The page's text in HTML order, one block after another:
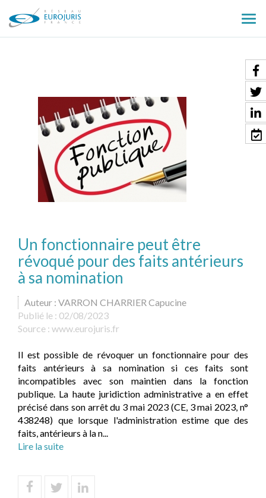
le
Un fonctionnaire peut être
révoqué pour des faits antérieurs
à sa nomination
Auteur : VARRON CHARRIER Capucine
Publié le : 02/08/2023
Source : www.eurojuris.fr
Il est possible de révoquer un fonctionnaire pour des
faits antérieurs à sa nomination si ces faits sont
incompatibles avec son maintien dans la fonction
publique. La haute juridiction administrative a en effet
précisé dans son arrêt du 3 mai 2023 (CE, 3 mai 2023, n°
438248) que lorsque l'administration estime que des
faits, antérieurs à la n...
Lire la suite